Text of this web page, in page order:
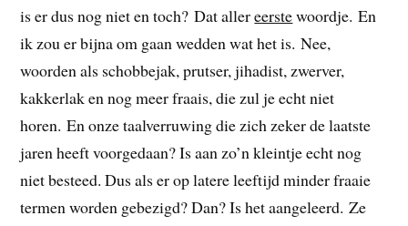
is er dus nog niet en toch? Dat allereerstewoordje. En
ik zou er bijna om gaan wedden wat het is. Nee,
woorden als schobbejak, prutser, jihadist, zwerver,
kakkerlak en nog meer fraais, die zul je echt niet
horen. En onze taalverruwing die zich zeker de laatste
jaren heeft voorgedaan? Is aan zo’n kleintje echt nog
niet besteed. Dus als er op latere leeftijd minder fraaie
termen worden gebezigd? Dan? Is het aangeleerd. Ze